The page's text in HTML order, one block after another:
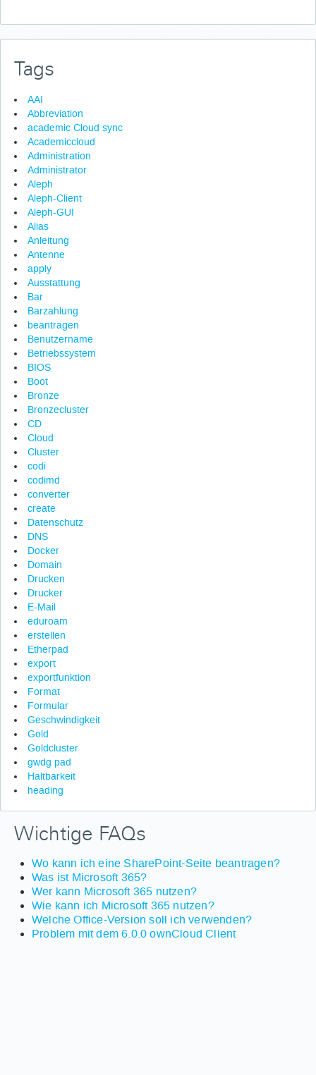
Tags
AAI
Abbreviation
academic Cloud sync
Academiccloud
Administration
Administrator
Aleph
Aleph-Client
Aleph-GUI
Alias
Anleitung
Antenne
apply
Ausstattung
Bar
Barzahlung
beantragen
Benutzername
Betriebssystem
BIOS
Boot
Bronze
Bronzecluster
CD
Cloud
Cluster
codi
codimd
converter
create
Datenschutz
DNS
Docker
Domain
Drucken
Drucker
E-Mail
eduroam
erstellen
Etherpad
export
exportfunktion
Format
Formular
Geschwindigkeit
Gold
Goldcluster
gwdg pad
Haltbarkeit
heading
Wichtige FAQs
Wo kann ich eine SharePoint-Seite beantragen?
Was ist Microsoft 365?
Wer kann Microsoft 365 nutzen?
Wie kann ich Microsoft 365 nutzen?
Welche Office-Version soll ich verwenden?
Problem mit dem 6.0.0 ownCloud Client